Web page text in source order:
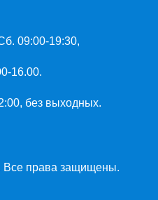
09:00-19:30,
16.00.
без выходных.
Все права защищены.